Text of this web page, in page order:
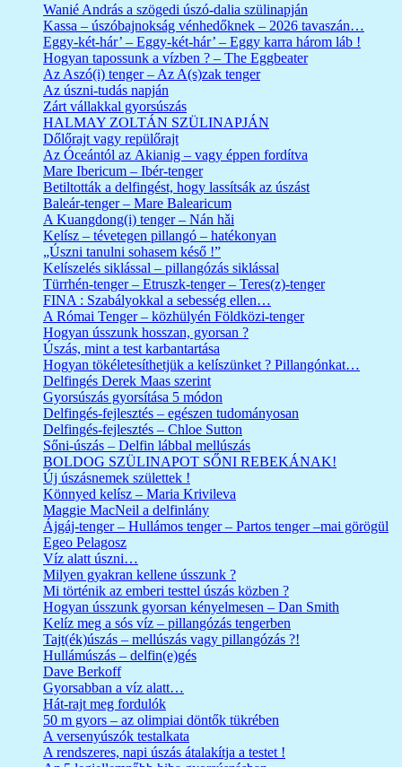
Wanié András a szögedi úszó-dalia szülinapján
Kassa – úszóbajnokság vénhedőknek – 2026 tavaszán…
Eggy-két-hár’ – Eggy-két-hár’ – Eggy karra három láb !
Hogyan tapossunk a vízben ? – The Eggbeater
Az Aszó(i) tenger – Az A(s)zak tenger
Az úszni-tudás napján
Zárt vállakkal gyorsúszás
HALMAY ZOLTÁN SZÜLINAPJÁN
Dőlőrajt vagy repülőrajt
Az Óceántól az Akianig – vagy éppen fordítva
Mare Ibericum – Ibér-tenger
Betiltották a delfingést, hogy lassítsák az úszást
Baleár-tenger – Mare Balearicum
A Kuangdong(i) tenger – Nán hǎi
Kelísz – tévetegen pillangó – hatékonyan
„Úszni tanulni sohasem késő !”
Kelíszelés siklással – pillangózás siklással
Türrhén-tenger – Etruszk-tenger – Teres(z)-tenger
FINA : Szabályokkal a sebesség ellen…
A Római Tenger – közhülyén Földközi-tenger
Hogyan ússzunk hosszan, gyorsan ?
Úszás, mint a test karbantartása
Hogyan tökéletesíthetjük a kelíszünket ? Pillangónkat…
Delfingés Derek Maas szerint
Gyorsúszás gyorsítása 5 módon
Delfingés-fejlesztés – egészen tudományosan
Delfingés-fejlesztés – Chloe Sutton
Sőni-úszás – Delfin lábbal mellúszás
BOLDOG SZÜLINAPOT SŐNI REBEKÁNAK!
Új úszásnemek születtek !
Könnyed kelísz – Maria Krivileva
Maggie MacNeil a delfinlány
Ájgáj-tenger – Hullámos tenger – Partos tenger –mai görögül
Egeo Pelagosz
Víz alatt úszni…
Milyen gyakran kellene ússzunk ?
Mi történik az emberi testtel úszás közben ?
Hogyan ússzunk gyorsan kényelmesen – Dan Smith
Kelíz meg a sós víz – pillangózás tengerben
Tajt(ék)úszás – mellúszás vagy pillangózás ?!
Hullámúszás – delfin(e)gés
Dave Berkoff
Gyorsabban a víz alatt…
Hát-rajt meg fordulók
50 m gyors – az olimpiai döntők tükrében
A versenyúszók testalkata
A rendszeres, napi úszás átalakítja a testet !